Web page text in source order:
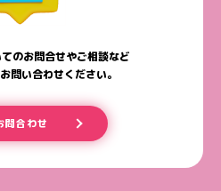
のお問合せやご相談など
問い合わせください。
問合わせ